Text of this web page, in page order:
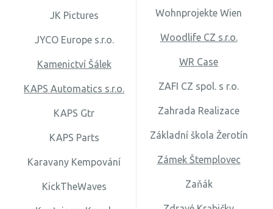
JK Pictures
JYCO Europe s.r.o.
Kamenictví Šálek
KAPS Automatics s.r.o.
KAPS Gtr
KAPS Parts
Karavany Kempování
KickTheWaves
Wohnprojekte Wien
Woodlife CZ s.r.o.
WR Case
ZAFI CZ spol. s r.o.
Zahrada Realizace
Základní škola Žerotín
Zámek Štemplovec
Zaňák